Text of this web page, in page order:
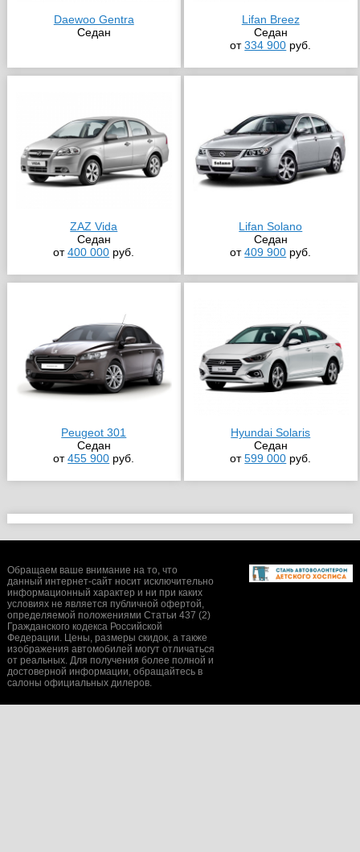
Daewoo Gentra
Седан
Lifan Breez
Седан
от334 900 руб.
ZAZ Vida
Седан
от400 000 руб.
Lifan Solano
Седан
от409 900 руб.
Peugeot 301
Седан
от455 900 руб.
Hyundai Solaris
Седан
от599 000 руб.
Обращаем ваше внимание на то, что
данный интернет-сайт носит исключительно
информационный характер и ни при каких
условиях не является публичной офертой,
определяемой положениями Статьи 437 (2)
Гражданского кодекса Российской
Федерации. Цены, размеры скидок, а также
изображения автомобилей могут отличаться
от реальных. Для получения более полной и
достоверной информации, обращайтесь в
салоны официальных дилеров.